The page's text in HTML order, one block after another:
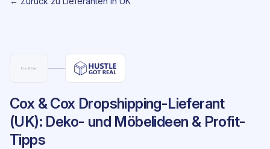
Cox & Cox Dropshipping-Lieferant
(UK): Deko- und Möbelideen & Profit-
Tipps